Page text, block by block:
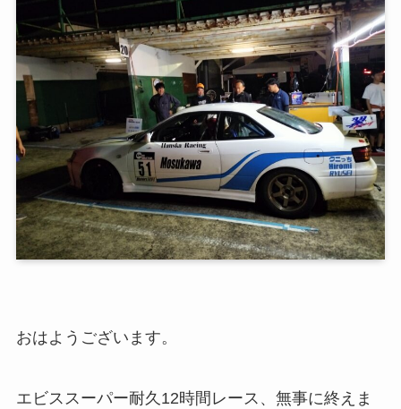
おはようございます。
エビススーパー耐久12時間レース、無事に終えま